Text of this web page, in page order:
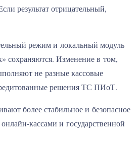
результат отрицательный,
режим и локальный модуль
сохраняются. Изменение в том,
не разные кассовые
решения ТС ПИоТ.
более стабильное и безопасное
кассами и государственной